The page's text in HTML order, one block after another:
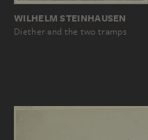
WILHELM STEINHAUSEN
Diether and the two tramps